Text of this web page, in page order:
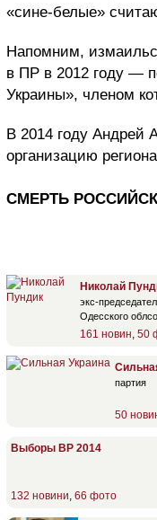
«сине-белые»
Напомним,
в ПР в 2012 году —
Украины», членом
В 2014 году Андрей
организацию
СМЕРТЬ
Николай
экс-
Одесского
161 новин 50
партия
50
Выборы ВР 2014
132 новини 66 фото